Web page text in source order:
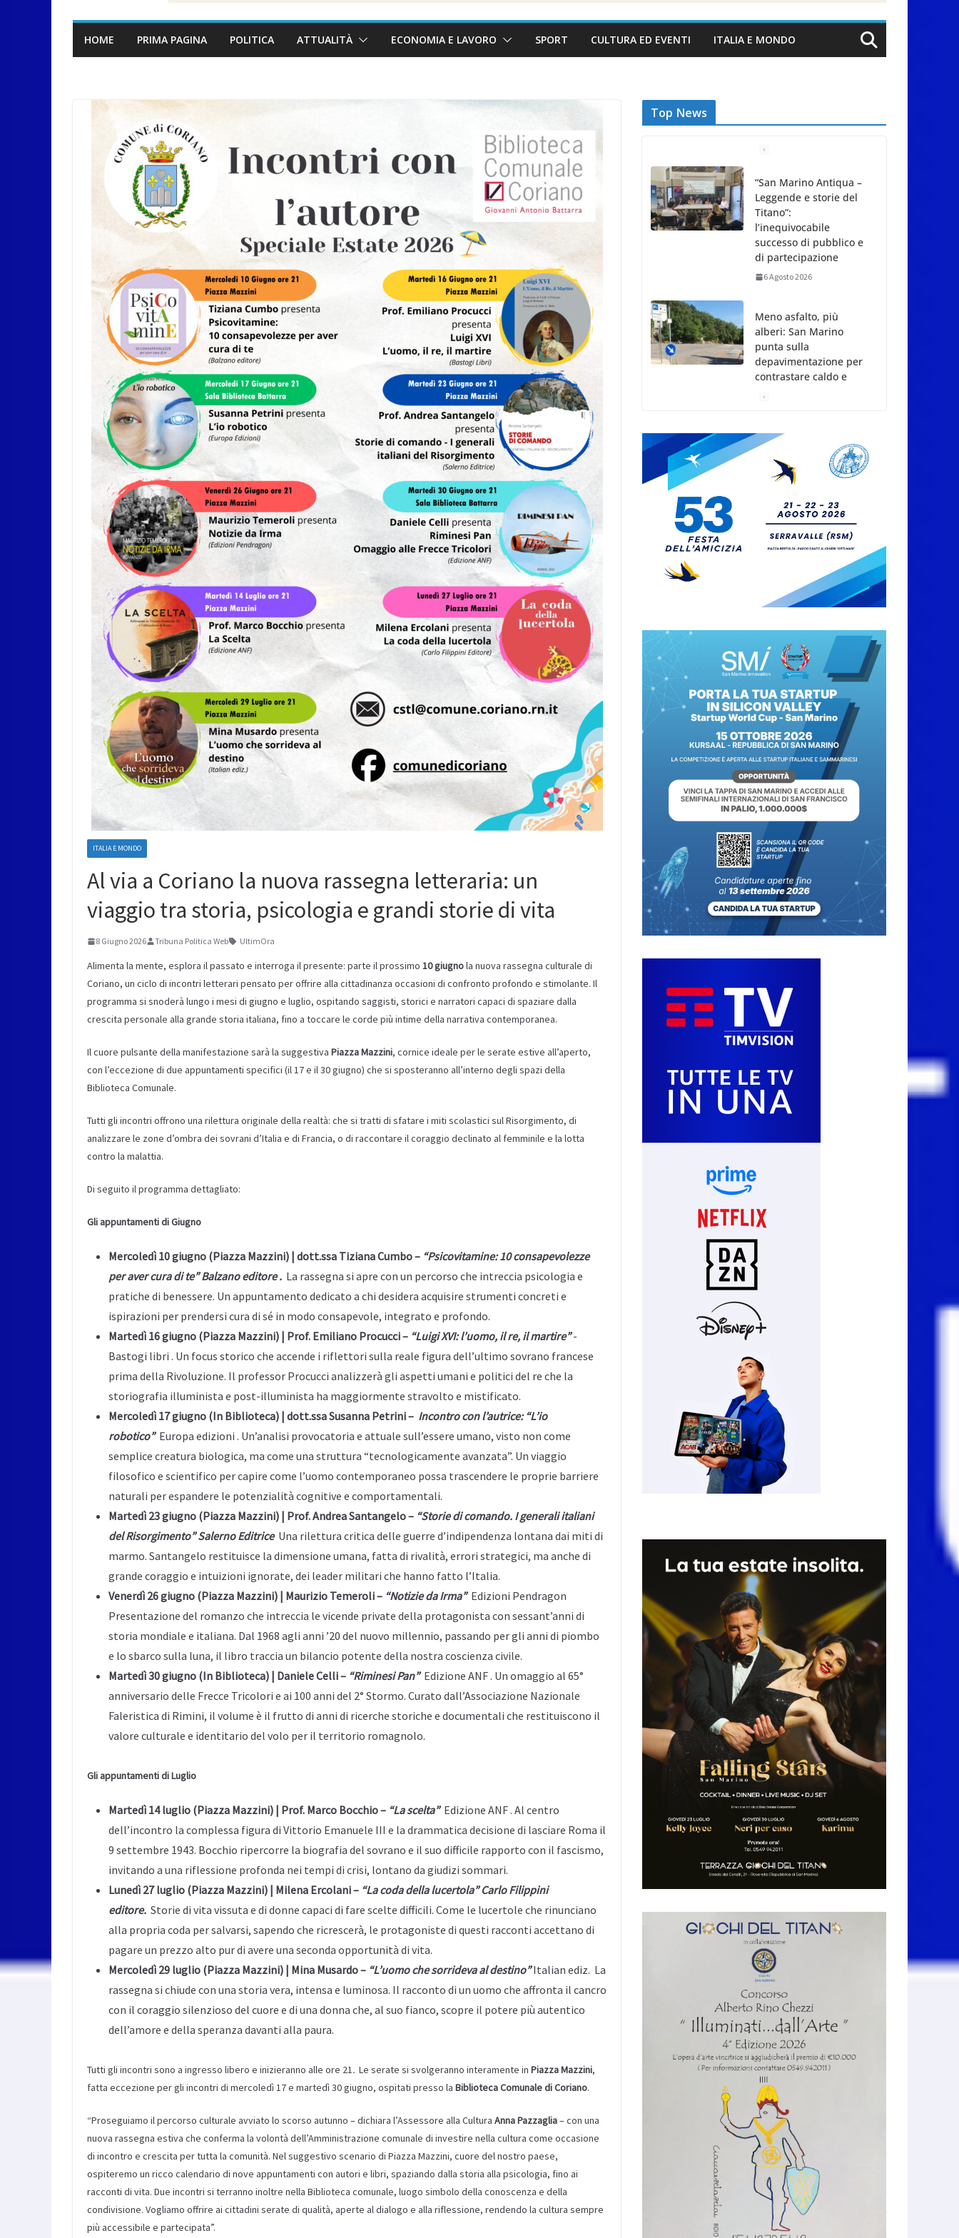
HOME PRIMA PAGINA POLITICA ATTUALITÀ ECONOMIA E LAVORO SPORT CULTURA ED EVENTI ITALIA E MONDO
ITALIA E MONDO
Al via a Coriano la nuova rassegna letteraria: un
viaggio tra storia, psicologia e grandi storie di vita
8 Giugno 2026 Tribuna Politica Web UltimOra
Alimenta la mente, esplora il passato e interroga il presente: parte il prossimo 10 giugnola nuova rassegna culturale di
Coriano, un ciclo di incontri letterari pensato per offrire alla cittadinanza occasioni di confronto profondo e stimolante. Il
programma si snoderà lungo i mesi di giugno e luglio, ospitando saggisti, storici e narratori capaci di spaziare dalla
crescita personale alla grande storia italiana, fino a toccare le corde più intime della narrativa contemporanea.
Il cuore pulsante della manifestazione sarà la suggestiva Piazza Mazzini, cornice ideale per le serate estive all’aperto,
con l’eccezione di due appuntamenti specifici (il 17 e il 30 giugno) che si sposteranno all’interno degli spazi della
Biblioteca Comunale.
Tutti gli incontri offrono una rilettura originale della realtà: che si tratti di sfatare i miti scolastici sul Risorgimento, di
analizzare le zone d’ombra dei sovrani d’Italia e di Francia, o di raccontare il coraggio declinato al femminile e la lotta
contro la malattia.
Di seguito il programma dettagliato:
Gli appuntamenti di Giugno
Mercoledì 10 giugno (Piazza Mazzini) | dott.ssa Tiziana Cumbo – “Psicovitamine: 10 consapevolezze
per aver cura di te” Balzano editore . La rassegna si apre con un percorso che intreccia psicologia e
pratiche di benessere. Un appuntamento dedicato a chi desidera acquisire strumenti concreti e
ispirazioni per prendersi cura di sé in modo consapevole, integrato e profondo.
Martedì 16 giugno (Piazza Mazzini) | Prof. Emiliano Procucci – “Luigi XVI: l’uomo, il re, il martire”-
Bastogi libri . Un focus storico che accende i riflettori sulla reale figura dell’ultimo sovrano francese
prima della Rivoluzione. Il professor Procucci analizzerà gli aspetti umani e politici del re che la
storiografia illuminista e post-illuminista ha maggiormente stravolto e mistificato.
Mercoledì 17 giugno (In Biblioteca) | dott.ssa Susanna Petrini – Incontro con l’autrice: “L’io
robotico”Europa edizioni . Un’analisi provocatoria e attuale sull’essere umano, visto non come
semplice creatura biologica, ma come una struttura “tecnologicamente avanzata”. Un viaggio
filosofico e scientifico per capire come l’uomo contemporaneo possa trascendere le proprie barriere
naturali per espandere le potenzialità cognitive e comportamentali.
Martedì 23 giugno (Piazza Mazzini) | Prof. Andrea Santangelo – “Storie di comando. I generali italiani
del Risorgimento” Salerno Editrice Una rilettura critica delle guerre d’indipendenza lontana dai miti di
marmo. Santangelo restituisce la dimensione umana, fatta di rivalità, errori strategici, ma anche di
grande coraggio e intuizioni ignorate, dei leader militari che hanno fatto l’Italia.
Venerdì 26 giugno (Piazza Mazzini) | Maurizio Temeroli – “Notizie da Irma”Edizioni Pendragon
Presentazione del romanzo che intreccia le vicende private della protagonista con sessant’anni di
storia mondiale e italiana. Dal 1968 agli anni ’20 del nuovo millennio, passando per gli anni di piombo
e lo sbarco sulla luna, il libro traccia un bilancio potente della nostra coscienza civile.
Martedì 30 giugno (In Biblioteca) | Daniele Celli – “Riminesi Pan”Edizione ANF . Un omaggio al 65°
anniversario delle Frecce Tricolori e ai 100 anni del 2° Stormo. Curato dall’Associazione Nazionale
Faleristica di Rimini, il volume è il frutto di anni di ricerche storiche e documentali che restituiscono il
valore culturale e identitario del volo per il territorio romagnolo.
Gli appuntamenti di Luglio
Martedì 14 luglio (Piazza Mazzini) | Prof. Marco Bocchio – “La scelta”Edizione ANF . Al centro
dell’incontro la complessa figura di Vittorio Emanuele III e la drammatica decisione di lasciare Roma il
9 settembre 1943. Bocchio ripercorre la biografia del sovrano e il suo difficile rapporto con il fascismo,
invitando a una riflessione profonda nei tempi di crisi, lontano da giudizi sommari.
Lunedì 27 luglio (Piazza Mazzini) | Milena Ercolani – “La coda della lucertola” Carlo Filippini
editore. Storie di vita vissuta e di donne capaci di fare scelte difficili. Come le lucertole che rinunciano
alla propria coda per salvarsi, sapendo che ricrescerà, le protagoniste di questi racconti accettano di
pagare un prezzo alto pur di avere una seconda opportunità di vita.
Mercoledì 29 luglio (Piazza Mazzini) | Mina Musardo – “L’uomo che sorrideva al destino”Italian ediz. La
rassegna si chiude con una storia vera, intensa e luminosa. Il racconto di un uomo che affronta il cancro
con il coraggio silenzioso del cuore e di una donna che, al suo fianco, scopre il potere più autentico
dell’amore e della speranza davanti alla paura.
Tutti gli incontri sono a ingresso libero e inizieranno alle ore 21. Le serate si svolgeranno interamente in Piazza Mazzini,
fatta eccezione per gli incontri di mercoledì 17 e martedì 30 giugno, ospitati presso la Biblioteca Comunale di Coriano.
“Proseguiamo il percorso culturale avviato lo scorso autunno – dichiara l’Assessore alla Cultura Anna Pazzaglia– con una
nuova rassegna estiva che conferma la volontà dell’Amministrazione comunale di investire nella cultura come occasione
di incontro e crescita per tutta la comunità. Nel suggestivo scenario di Piazza Mazzini, cuore del nostro paese,
ospiteremo un ricco calendario di nove appuntamenti con autori e libri, spaziando dalla storia alla psicologia, fino ai
racconti di vita. Due incontri si terranno inoltre nella Biblioteca comunale, luogo simbolo della conoscenza e della
condivisione. Vogliamo offrire ai cittadini serate di qualità, aperte al dialogo e alla riflessione, rendendo la cultura sempre
più accessibile e partecipata”.
Top News
“San Marino Antiqua –
Leggende e storie del
Titano”:
l’inequivocabile
successo di pubblico e
di partecipazione
6 Agosto 2026
Meno asfalto, più
alberi: San Marino
punta sulla
depavimentazione per
contrastare caldo e
San Marino. USL:
l’inferno di Marcinelle
diventi monito e
6 Agosto 2026
San Marino. Sindacati:
PdL famiglia, alla
prima sessione
consiliare utile deve
Protezione Civile San
Marino. Incendi
boschivi: attivazione
della fase preliminare
di preallarme, dal 3 al
9 agosto
6 Agosto 2026